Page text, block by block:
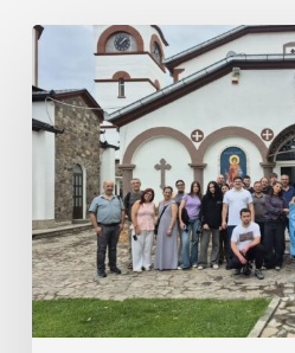
Ерасмус+
GANDALF
Green
Advocacy
Nature’s
Development
and
Learning